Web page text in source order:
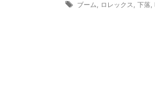
ブーム ロレックス 下落